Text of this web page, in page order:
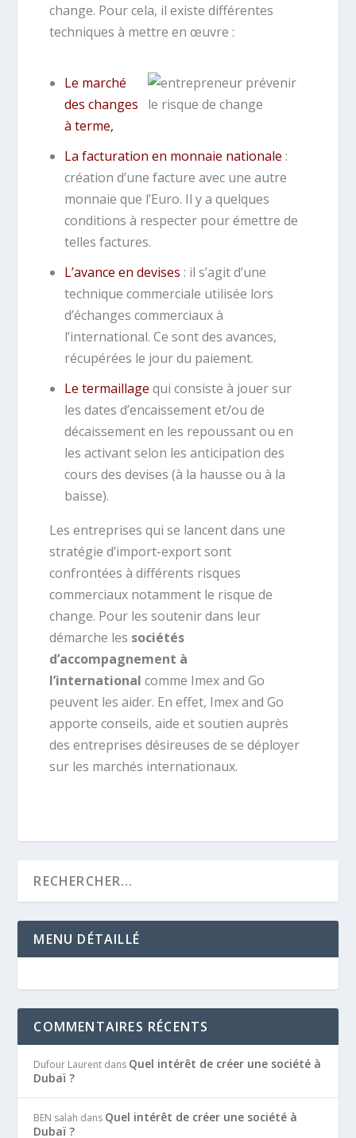
change. Pour cela, il existe différentes
techniques à mettre en œuvre :
Le marché
des changes
à terme,
La facturation en monnaie nationale :
création d’une facture avec une autre
monnaie que l’Euro. Il y a quelques
conditions à respecter pour émettre de
telles factures.
L’avance en devises : il s’agit d’une
technique commerciale utilisée lors
d’échanges commerciaux à
l’international. Ce sont des avances,
récupérées le jour du paiement.
Le termaillage qui consiste à jouer sur
les dates d’encaissement et/ou de
décaissement en les repoussant ou en
les activant selon les anticipation des
cours des devises (à la hausse ou à la
baisse).
Les entreprises qui se lancent dans une
stratégie d’import-export sont
confrontées à différents risques
commerciaux notamment le risque de
change. Pour les soutenir dans leur
démarche les sociétés
d’accompagnement à
l’international comme Imex and Go
peuvent les aider. En effet, Imex and Go
apporte conseils, aide et soutien auprès
des entreprises désireuses de se déployer
sur les marchés internationaux.
MENU DÉTAILLÉ
COMMENTAIRES RÉCENTS
Dufour Laurent dans Quel intérêt de créer une société à
Dubaï ?
BEN salah dans Quel intérêt de créer une société à
Dubaï ?